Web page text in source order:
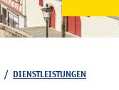
/ DIENSTLEISTUNGEN